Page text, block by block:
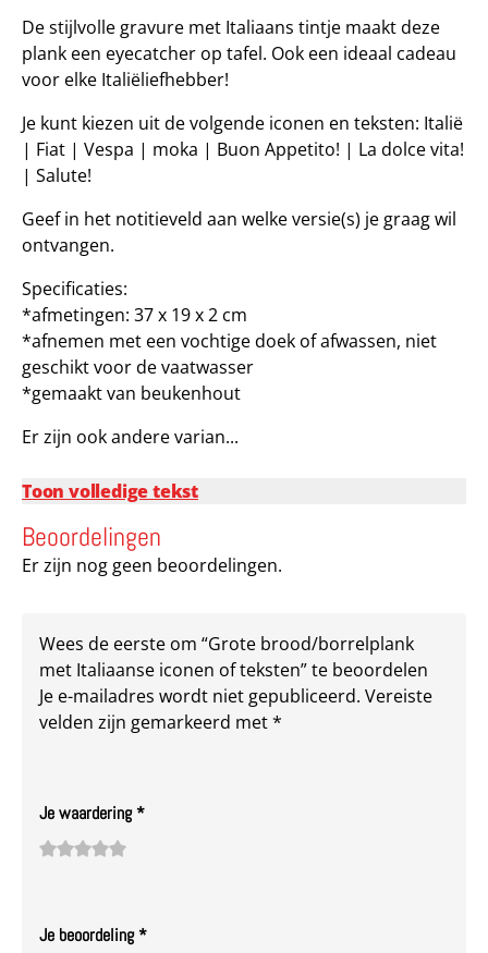
De stijlvolle gravure met Italiaans tintje maakt deze
plank een eyecatcher op tafel. Ook een ideaal cadeau
voor elke Italiëliefhebber!
Je kunt kiezen uit de volgende iconen en teksten: Italië
| Fiat | Vespa | moka | Buon Appetito! | La dolce vita!
| Salute!
Geef in het notitieveld aan welke versie(s) je graag wil
ontvangen.
Specificaties:
*afmetingen: 37 x 19 x 2 cm
*afnemen met een vochtige doek of afwassen, niet
geschikt voor de vaatwasser
*gemaakt van beukenhout
Er zijn ook andere varian...
Toon volledige tekst
Beoordelingen
Er zijn nog geen beoordelingen.
Wees de eerste om “Grote brood/borrelplank
met Italiaanse iconen of teksten” te beoordelen
Je e-mailadres wordt niet gepubliceerd. Vereiste
velden zijn gemarkeerd met*
Je waardering*
dede 5
sterren
sterren
Je beoordeling*